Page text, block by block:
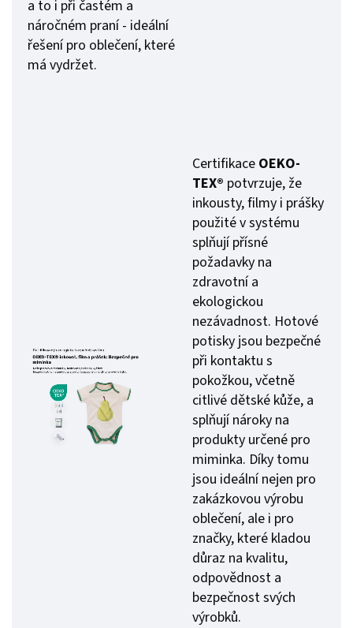
a to i při častém a
náročném praní - ideální
řešení pro oblečení, které
má vydržet.
Certifikace OEKO-
TEX® potvrzuje, že
inkousty, filmy i prášky
použité v systému
splňují přísné
požadavky na
zdravotní a
ekologickou
nezávadnost. Hotové
potisky jsou bezpečné
při kontaktu s
pokožkou, včetně
citlivé dětské kůže, a
splňují nároky na
produkty určené pro
miminka. Díky tomu
jsou ideální nejen pro
zakázkovou výrobu
oblečení, ale i pro
značky, které kladou
důraz na kvalitu,
odpovědnost a
bezpečnost svých
výrobků.